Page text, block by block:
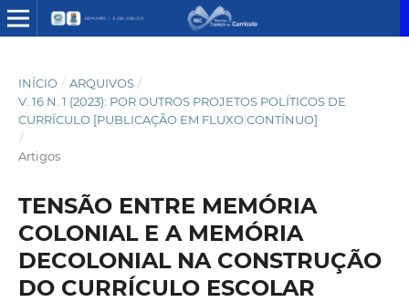
INÍCIO / ARQUIVOS /
V. 16 N. 1 (2023): POR OUTROS PROJETOS POLÍTICOS DE
CURRÍCULO [PUBLICAÇÃO EM FLUXO CONTÍNUO]
/
Artigos
TENSÃO ENTRE MEMÓRIA
COLONIAL E A MEMÓRIA
DECOLONIAL NA CONSTRUÇÃO
DO CURRÍCULO ESCOLAR